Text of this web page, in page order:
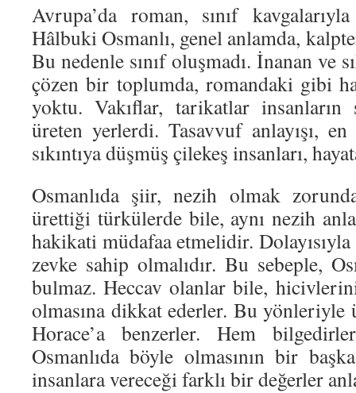
Avrupa’da roman, sınıf
Hâlbuki Osmanlı, genel anlamda,
Bu nedenle sınıf oluşmadı. İnanan ve
çözen bir toplumda, romandaki gibi
yoktu. Vakıflar, tarikatlar insanların
üreten yerlerdi. Tasavvuf anlayışı, en
sıkıntıya düşmüş çilekeş insanları,
Osmanlıda şiir, nezih olmak
ürettiği türkülerde bile, aynı nezih
hakikati müdafaa etmelidir.
zevke sahip olmalıdır. Bu sebeple,
bulmaz. Heccav olanlar bile,
olmasına dikkat ederler. Bu
Horace’a benzerler. Hem
Osmanlıda böyle olmasının bir
insanlara vereceği farklı bir değerler